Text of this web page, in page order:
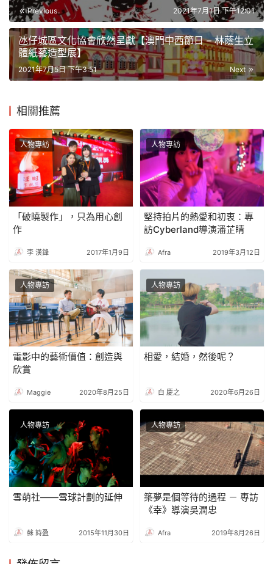
Previous 2021年7月1日 下午12:01
氹仔城區文化協會欣然呈獻【澳門中西節日 – 林蔭生立
體紙藝造型展】
Next
2021年7月5日 下午3:51
相關推薦
人物專訪
「破曉製作」，只為用心創
作
李 漢鋒 2017年1月9日
人物專訪
堅持拍片的熱愛和初衷：專
訪Cyberland導演潘芷睛
Afra 2019年3月12日
人物專訪
電影中的藝術價值：創造與
欣賞
Maggie 2020年8月25日
人物專訪
相愛，結婚，然後呢？
白 慶之 2020年6月26日
人物專訪
雪萌社——雪球計劃的延伸
蘇 詩盈 2015年11月30日
人物專訪
築夢是個等待的過程 － 專訪
《幸》導演吳潤忠
Afra 2019年8月26日